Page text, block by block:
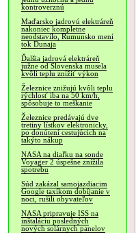
kontroverznú
Maďarsko jadrovú elektráreň
nakoniec kompletne
neodstavilo, Rumunsko mení
tok Dunaja
Ďalšia jadrová elektráreň
južne od Slovenska musela
kvôli teplu znížiť výkon
Železnice znižujú kvôli teplu
rýchlosť iba na 50 km/h,
spôsobuje to meškanie
Železnice predávajú dve
tretiny lístkov elektronicky,
po donútení cestujúcich na
takýto nákup
NASA na diaľku na sonde
Voyager 2 úspešne znížila
spotrebu
Súd zakázal samojazdiacim
Google taxíkom dobíjanie v
noci, rušili obyvateľov
NASA pripravuje ISS na
inštaláciu posledných
nových solárnych panelov